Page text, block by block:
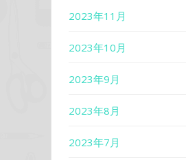
2023年11月
2023年10月
2023年9月
2023年8月
2023年7月